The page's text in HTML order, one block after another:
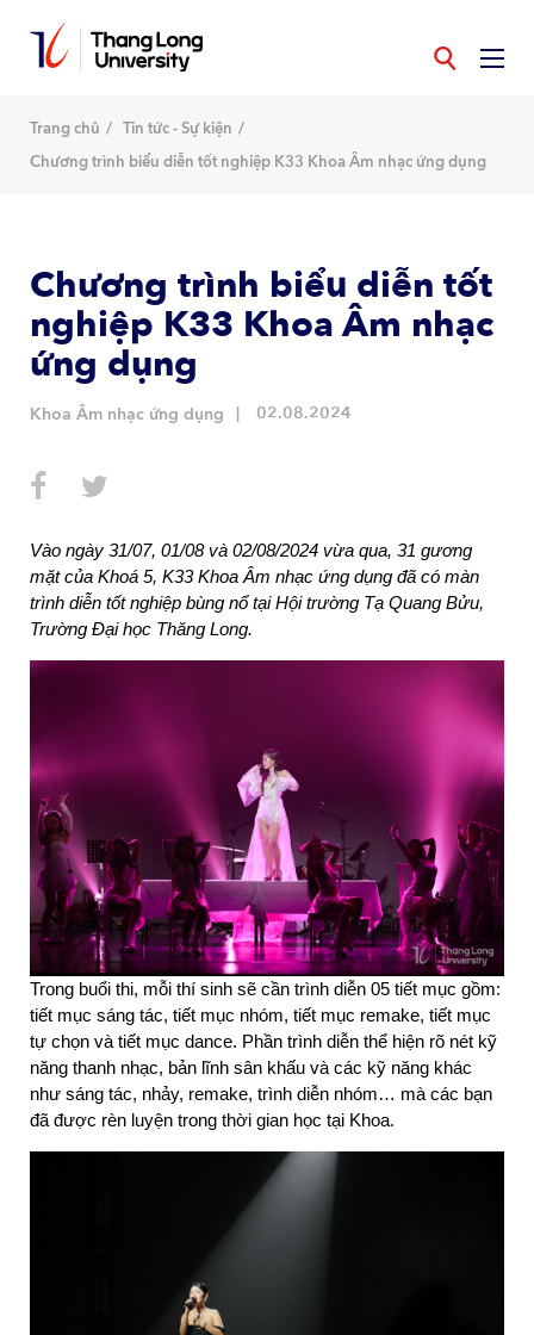
dungTrang chủ
Tin tức - Sự kiện
Chương trình biểu diễn tốt nghiệp K33 Khoa Âm nhạc ứng dụng
Chương trình biểu diễn tốt
nghiệp K33 Khoa Âm nhạc
ứng dụng
Khoa Âm nhạc ứng dụng 02.08.2024
Vào ngày 31/07, 01/08 và 02/08/2024 vừa qua, 31 gương
mặt của Khoá 5, K33 Khoa Âm nhạc ứng dụng đã có màn
trình diễn tốt nghiệp bùng nổ tại Hội trường Tạ Quang Bửu,
Trường Đại học Thăng Long.
Trong buổi thi, mỗi thí sinh sẽ cần trình diễn 05 tiết mục gồm:
tiết mục sáng tác, tiết mục nhóm, tiết mục remake, tiết mục
tự chọn và tiết mục dance. Phần trình diễn thể hiện rõ nét kỹ
năng thanh nhạc, bản lĩnh sân khấu và các kỹ năng khác
như sáng tác, nhảy, remake, trình diễn nhóm… mà các bạn
đã được rèn luyện trong thời gian học tại Khoa.